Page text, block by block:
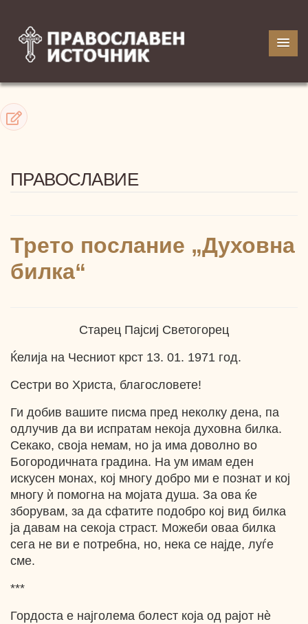
ПРАВОСЛАВИЕ
Трето послание „Духовна
билка“
Старец Пајсиј Светогорец
Ќелија на Чесниот крст 13. 01. 1971 год.
Сестри во Христа, благословете!
Ги добив вашите писма пред неколку дена, па
одлучив да ви испратам некоја духовна билка.
Секако, своја немам, но ја има доволно во
Богородичната градина. На ум имам еден
искусен монах, кој многу добро ми е познат и кој
многу ѝ помогна на мојата душа. За ова ќе
зборувам, за да сфатите подобро кој вид билка
ја давам на секоја страст. Можеби оваа билка
сега не ви е потребна, но, нека се најде, луѓе
сме.
***
Гордоста е најголема болест која од рајот нѐ